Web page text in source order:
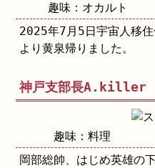
趣味：オカルト
2025年7月5日宇宙人移
より黄泉帰りました。
神戸支部長A.killer
趣味：料理
岡部総帥、はじめ英雄の